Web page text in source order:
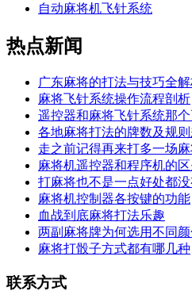
自动麻将机飞针系统
热点新闻
广东麻将的打法与技巧全
麻将飞针系统操作流程剖析
遥控器和麻将飞针系统那个
各地麻将打法的牌数及规
走之前记得再来打多一场
麻将机遥控器和程序机的区
打麻将也不是一点好处都
麻将机控制器各按键的功能
血战到底麻将打法乐趣
两副麻将牌为何选用不同
麻将打骰子方式都有哪几种
联系方式